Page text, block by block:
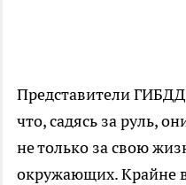
Представители
что, садясь за руль,
не только за свою
окружающих. Крайне